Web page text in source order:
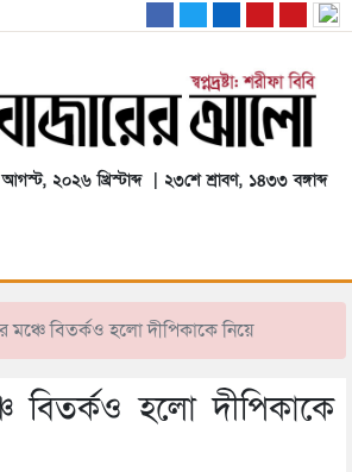
২০২৬ খ্রিস্টাব্দ | ২৩শে শ্রাবণ, ১৪৩৩ বঙ্গাব্দ
মঞ্চে বিতর্কও হলো দীপিকাকে নিয়ে
বিতর্কও হলো দীপিকাকে